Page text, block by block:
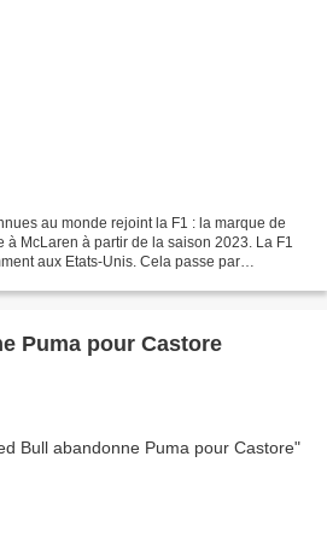
au monde rejoint la F1 : la marque de
McLaren à partir de la saison 2023. La F1
aux Etats-Unis. Cela passe par
Puma pour Castore